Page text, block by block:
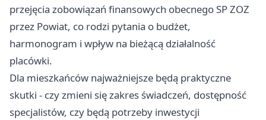
przejęcia zobowiązań finansowych obecnego SP ZOZ
przez Powiat, co rodzi pytania o budżet,
harmonogram i wpływ na bieżącą działalność
placówki.
Dla mieszkańców najważniejsze będą praktyczne
skutki - czy zmieni się zakres świadczeń, dostępność
specjalistów, czy będą potrzeby inwestycji